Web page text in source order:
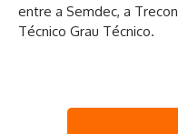
entre a Semdec, a
Técnico Grau Técnico.